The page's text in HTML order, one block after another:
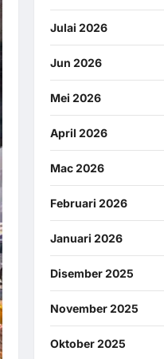
Julai 2026
Jun 2026
Mei 2026
April 2026
Mac 2026
Februari 2026
Januari 2026
Disember 2025
November 2025
Oktober 2025